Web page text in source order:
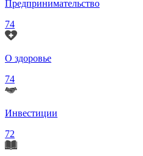
Предпринимательство
74
О здоровье
74
Инвестиции
72